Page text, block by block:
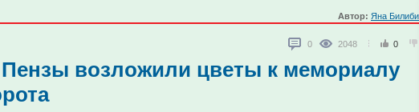
Автор: Яна
0 2048 0
возложили цветы к мемориалу